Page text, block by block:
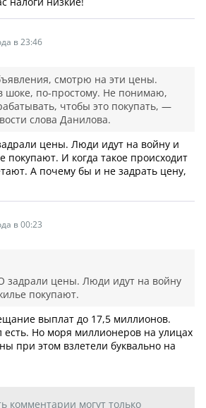
в 23:46
смотрю на эти цены.
шоке, по-простому. Не понимаю,
чтобы это покупать, —
слова Данилова.
цены. Люди идут на войну и
И когда такое происходит
А почему бы и не задрать цену,
в 00:23
задрали цены. Люди идут на войну
покупают.
выплат до 17,5 миллионов.
есть. Но моря миллионеров на улицах
при этом взлетели буквально на
комментарии могут только